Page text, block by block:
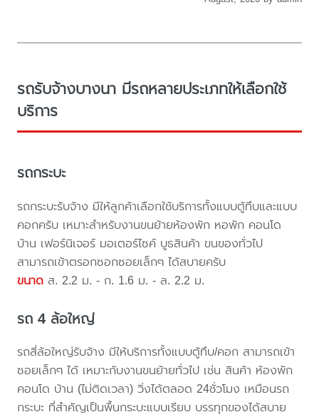
รถรับจ้างบางนา มีรถหลายประเภทให้เลือกใช้
บริการ
รถกระบะ
รถกระบะรับจ้าง มีให้ลูกค้าเลือกใช้บริการทั้งแบบตู้ทึบและแบบ
คอกครับ เหมาะสำหรับงานขนย้ายห้องพัก หอพัก คอนโด
บ้าน เฟอร์นิเจอร์ มอเตอร์ไซค์ บูธสินค้า ขนของทั่วไป
สามารถเข้าตรอกซอกซอยเล็กๆ ได้สบายครับ
ขนาด ส. 2.2 ม. - ก. 1.6 ม. - ล. 2.2 ม.
รถ 4 ล้อใหญ่
รถสี่ล้อใหญ่รับจ้าง มีให้บริการทั้งแบบตู้ทึบ/คอก สามารถเข้า
ซอยเล็กๆ ได้ เหมาะกับงานขนย้ายทั่วไป เช่น สินค้า ห้องพัก
คอนโด บ้าน (ไม่ติดเวลา) วิ่งได้ตลอด 24ชั่วโมง เหมือนรถ
กระบะ ที่สำคัญเป็นพื้นกระบะแบบเรียบ บรรทุกของได้สบาย